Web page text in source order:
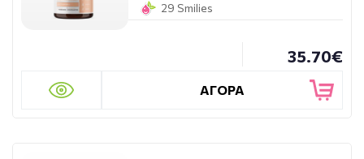
29 Smilies
35.70€
ΑΓΟΡΑ